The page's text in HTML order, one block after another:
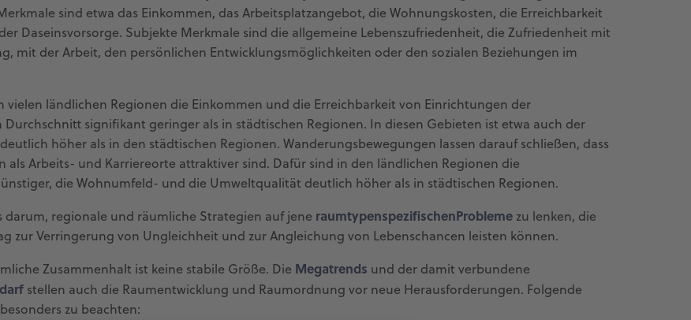
sind etwa das Einkommen, das Arbeitsplatzangebot, die Wohnungskosten, die Erreichbarkeit
Daseinsvorsorge. Subjekte Merkmale sind die allgemeine Lebenszufriedenheit, die Zufriedenheit mit
mit der Arbeit, den persönlichen Entwicklungsmöglichkeiten oder den sozialen Beziehungen im
vielen ländlichen Regionen die Einkommen und die Erreichbarkeit von Einrichtungen der
Durchschnitt signifikant geringer als in städtischen Regionen. In diesen Gebieten ist etwa auch der
höher als in den städtischen Regionen. Wanderungsbewegungen lassen darauf schließen, dass
als Arbeits- und Karriereorte attraktiver sind. Dafür sind in den ländlichen Regionen die
die Wohnumfeld- und die Umweltqualität deutlich höher als in städtischen Regionen.
darum, regionale und räumliche Strategien auf jene raumtypenspezifischenProbleme zu lenken, die
zur Verringerung von Ungleichheit und zur Angleichung von Lebenschancen leisten können.
Zusammenhalt ist keine stabile Größe. Die Megatrends und der damit verbundene
stellen auch die Raumentwicklung und Raumordnung vor neue Herausforderungen. Folgende
zu beachten: